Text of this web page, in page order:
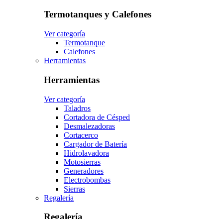
Termotanques y Calefones
Ver categoría
Termotanque
Calefones
Herramientas
Herramientas
Ver categoría
Taladros
Cortadora de Césped
Desmalezadoras
Cortacerco
Cargador de Batería
Hidrolavadora
Motosierras
Generadores
Electrobombas
Sierras
Regalería